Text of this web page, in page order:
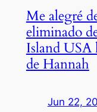
Me alegré
eliminado
Island USA
de Hannah
Jun 22,